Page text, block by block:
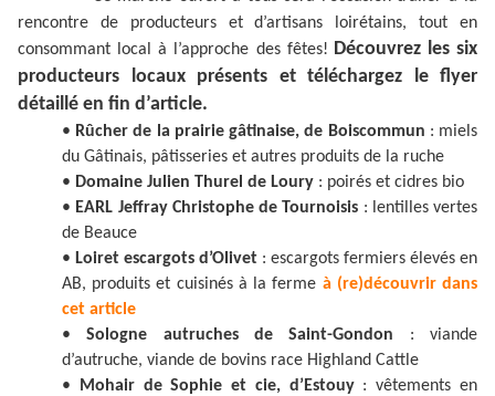
rencontre de producteurs et d’artisans loirétains, tout en
consommant local à l’approche des fêtes! Découvrez les six
producteurs locaux présents et téléchargez le flyer
détaillé en fin d’article.
• Rûcher de la prairie gâtinaise, de Boiscommun : miels
du Gâtinais, pâtisseries et autres produits de la ruche
• Domaine Julien Thurel de Loury : poirés et cidres bio
• EARL Jeffray Christophe de Tournoisis : lentilles vertes
de Beauce
• Loiret escargots d’Olivet : escargots fermiers élevés en
AB, produits et cuisinés à la ferme à (re)découvrir dans
cet article
•Sologne autruches de Saint-Gondon : viande
d’autruche, viande de bovins race Highland Cattle
•
Mohair de Sophie et cie, d’Estouy : vêtements en